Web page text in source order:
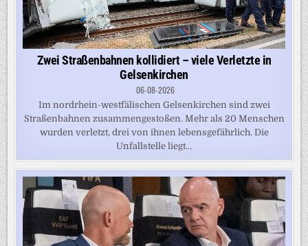
Zwei Straßenbahnen kollidiert – viele Verletzte in
Gelsenkirchen
06-08-2026
Im nordrhein-westfälischen Gelsenkirchen sind zwei
Straßenbahnen zusammengestoßen. Mehr als 20 Menschen
wurden verletzt, drei von ihnen lebensgefährlich. Die
Unfallstelle liegt...